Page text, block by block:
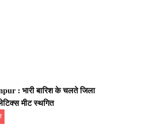
: भारी बारिश के चलते जिला
मीट स्थगित